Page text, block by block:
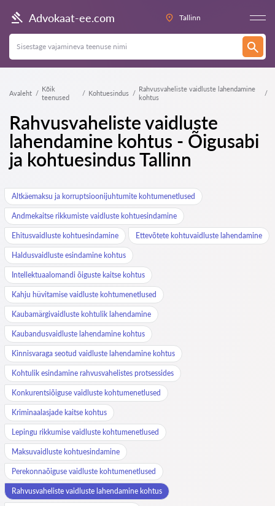
Advokaat-ee.com Tallinn
Avaleht
Kõik
teenused
Kohtuesindus
Rahvusvaheliste vaidluste lahendamine
kohtus
Rahvusvaheliste vaidluste
lahendamine kohtus - Õigusabi
ja kohtuesindus Tallinn
Altkäemaksu ja korruptsioonijuhtumite kohtumenetlused
Andmekaitse rikkumiste vaidluste kohtuesindamine
Ehitusvaidluste kohtuesindamine Ettevõtete kohtuvaidluste lahendamine
Haldusvaidluste esindamine kohtus
Intellektuaalomandi õiguste kaitse kohtus
Kahju hüvitamise vaidluste kohtumenetlused
Kaubamärgivaidluste kohtulik lahendamine
Kaubandusvaidluste lahendamine kohtus
Kinnisvaraga seotud vaidluste lahendamine kohtus
Kohtulik esindamine rahvusvahelistes protsessides
Konkurentsiõiguse vaidluste kohtumenetlused
Kriminaalasjade kaitse kohtus
Lepingu rikkumise vaidluste kohtumenetlused
Maksuvaidluste kohtuesindamine
Perekonnaõiguse vaidluste kohtumenetlused
Rahvusvaheliste vaidluste lahendamine kohtus